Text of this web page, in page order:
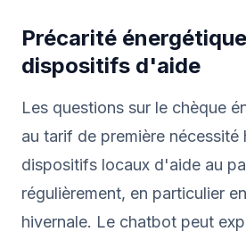
Précarité
dispositifs d'aide
Les questions sur le chèque
au tarif de première nécessité
dispositifs locaux d'aide au
régulièrement, en particulier
hivernale. Le chatbot peut